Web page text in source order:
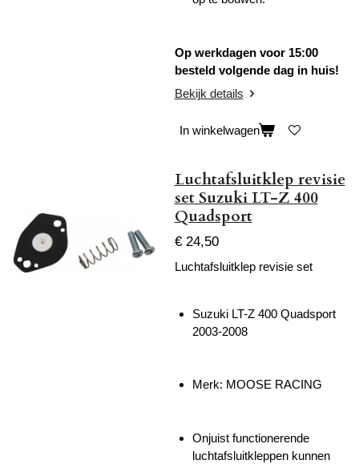
Op werkdagen voor 15:00
besteld volgende dag in huis!
Bekijk details
In winkelwagen
Luchtafsluitklep revisie
set Suzuki LT-Z 400
Quadsport
€ 24,50
Luchtafsluitklep revisie set
Suzuki LT-Z 400 Quadsport
2003-2008
Merk: MOOSE RACING
Onjuist functionerende
luchtafsluitkleppen kunnen